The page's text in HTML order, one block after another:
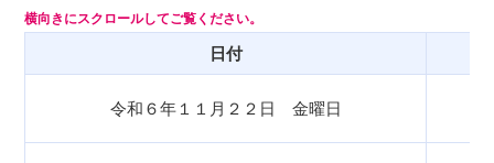
日付
令和６年１１月２２日 金曜日